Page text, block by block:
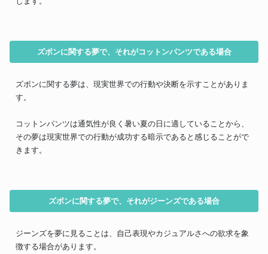
ズボンに関する夢で、それがコットンパンツである場合
ズボンに関する夢は、現実世界での行動や決断を示すことがありま
す。
コットンパンツは通気性が良く暑い夏の日に適していることから、
その夢は現実世界での行動が成功する暗示であると感じることがで
きます。
ズボンに関する夢で、それがジーンズである場合
ジーンズを夢に見ることは、自己表現やカジュアルさへの欲求を象
徴する場合があります。